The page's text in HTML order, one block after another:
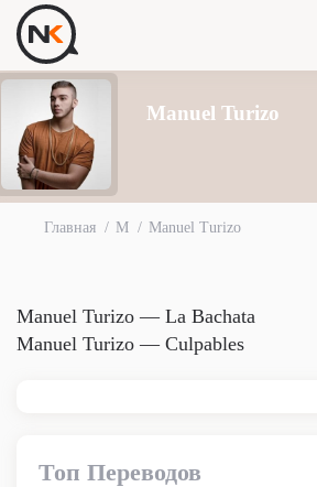
Manuel Turizo
Главная M Manuel Turizo
Manuel Turizo — La Bachata
Manuel Turizo — Culpables
Топ Переводов